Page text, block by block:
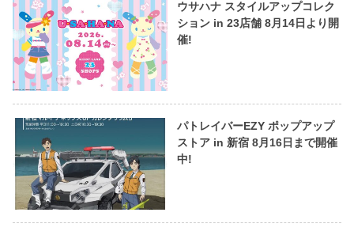
ウサハナ スタイルアップコレク
ション in 23店舗 8月14日より開
催!
パトレイバーEZY ポップアップ
ストア in 新宿 8月16日まで開催
中!